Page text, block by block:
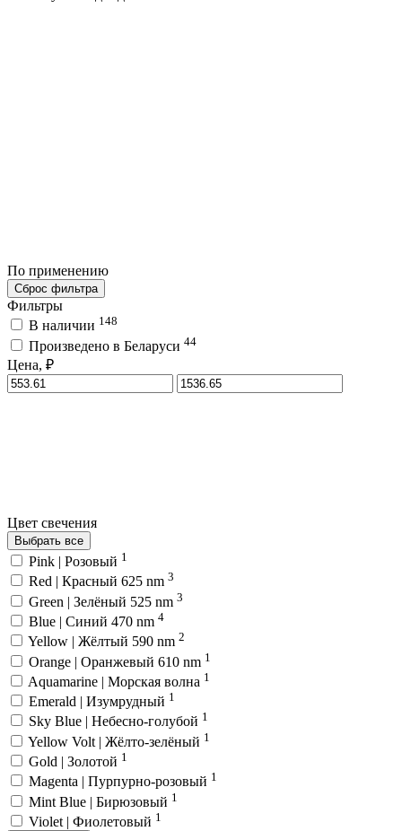
По применению
Сброс фильтра
Фильтры
В наличии 148
Произведено в Беларуси 44
Цена, ₽
Цвет свечения
Выбрать все
Pink | Розовый 1
Red | Красный 625 nm 3
Green | Зелёный 525 nm 3
Blue | Синий 470 nm 4
Yellow | Жёлтый 590 nm 2
Orange | Оранжевый 610 nm 1
Aquamarine | Морская волна 1
Emerald | Изумрудный 1
Sky Blue | Небесно-голубой 1
Yellow Volt | Жёлто-зелёный 1
Gold | Золотой 1
Magenta | Пурпурно-розовый 1
Mint Blue | Бирюзовый 1
Violet | Фиолетовый 1